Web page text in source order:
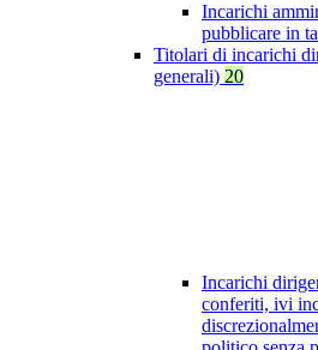
Incarichi
pubblicare in
Titolari di incarichi
generali) 20
Incarichi
conferiti, ivi